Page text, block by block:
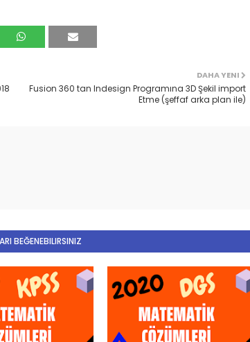
DAHA YENI
Fusion 360 tan Indesign Programına 3D Şekil import
Etme (şeffaf arka plan ile)
BEĞENEBILIRSINIZ